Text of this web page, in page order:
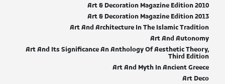
Art & Decoration Magazine Edition 2010
Art & Decoration Magazine Edition 2013
Art And Architecture In The Islamic Tradition
Art And Autonomy
Art And Its Significance An Anthology Of Aesthetic Theory,
Third Edition
Art And Myth In Ancient Greece
Art Deco